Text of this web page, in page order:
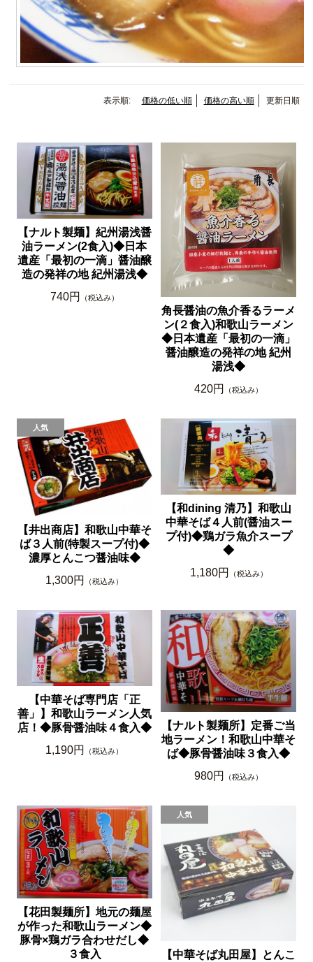
表示順: 価格の低い順 価格の高い順 更新日順
【ナルト製麺】紀州湯浅醤
油ラーメン(2食入)◆日本
遺産「最初の一滴」醤油醸
造の発祥の地 紀州湯浅◆
740円
（税込み）
角長醤油の魚介香るラーメ
ン(２食入)和歌山ラーメン
◆日本遺産「最初の一滴」
醤油醸造の発祥の地 紀州
湯浅◆
420円
（税込み）
【井出商店】和歌山中華そ
ば３人前(特製スープ付)◆
濃厚とんこつ醤油味◆
1,300円
（税込み）
【和dining 清乃】和歌山
中華そば４人前(醤油スー
プ付)◆鶏ガラ魚介スープ
◆
1,180円
（税込み）
【中華そば専門店「正
善」】和歌山ラーメン人気
店！◆豚骨醤油味４食入◆
1,190円
（税込み）
【ナルト製麺所】定番ご当
地ラーメン！和歌山中華そ
ば◆豚骨醤油味３食入◆
980円
（税込み）
【花田製麺所】地元の麺屋
が作った和歌山ラーメン◆
豚骨×鶏ガラ合わせだし◆
３食入
【中華そば丸田屋】とんこ